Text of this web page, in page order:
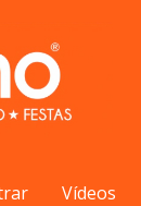
Vídeos